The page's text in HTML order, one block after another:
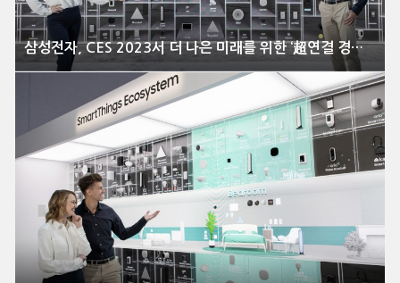
삼성전자, CES 2023서 더 나은 미래를 위한 ‘超연결 경험’ 대거 선보여